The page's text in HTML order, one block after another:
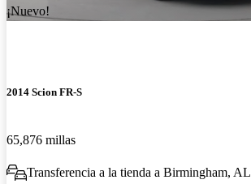
¡Nuevo!
2014 Scion FR-S
65,876 millas
Transferencia a la tienda a Birmingham, AL